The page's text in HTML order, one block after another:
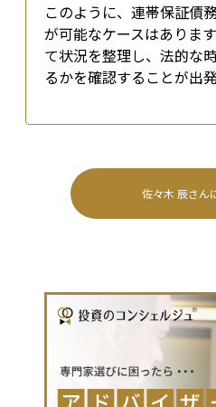
このように、連帯保証債
が可能なケースはありま
て状況を整理し、法的な
るかを確認することが出
佐々木 辰さん